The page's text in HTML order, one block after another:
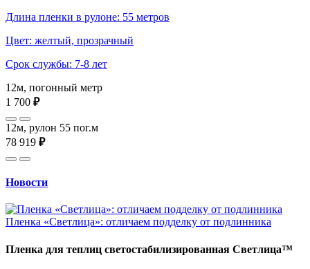
Длина пленки в рулоне: 55 метров
Цвет: желтый, прозрачный
Срок службы: 7-8 лет
12м, погонный метр
1 700 ₽
12м, рулон 55 пог.м
78 919 ₽
Новости
Пленка «Светлица»: отличаем подделку от подлинника
Пленка для теплиц светостабилизированная Светлица™